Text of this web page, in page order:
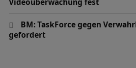
BM: TaskForce gegen
gefordert